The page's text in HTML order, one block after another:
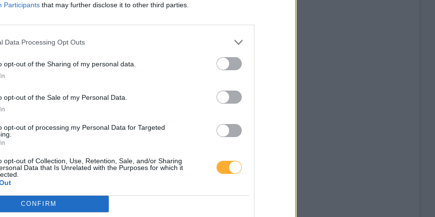
Participants that may further disclose it to other third parties.
Data Processing Opt Outs
opt-out of the Sharing of my personal data.
opt-out of the Sale of my Personal Data.
opt-out of processing my Personal Data for Targeted
opt-out of Collection, Use, Retention, Sale, and/or Sharing
Data that Is Unrelated with the Purposes for which it
CONFIRM
mit dem Medieninhaber wird im Sinne der
Der Medieninhaber ist ein zugelassener
der Markttransparenztstelle für Kraftstoffe des
.
des Dienstes.
Angebot als Ganzes ohne vorherige Ankündigung zu ändern